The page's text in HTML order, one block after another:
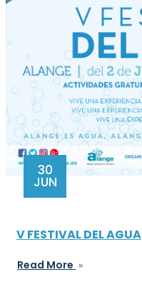
30
JUN
V FESTIVAL DEL AGUA
Read More